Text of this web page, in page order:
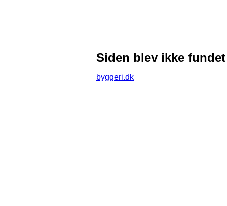
Siden blev ikke fundet
byggeri.dk